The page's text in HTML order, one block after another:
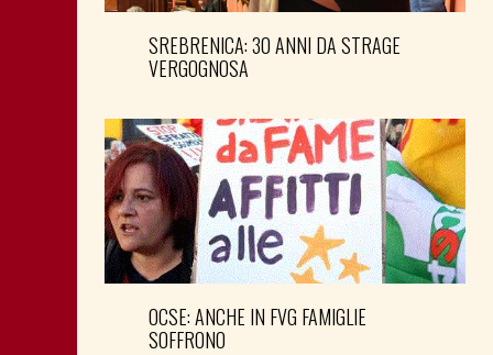
SREBRENICA: 30 ANNI DA STRAGE
VERGOGNOSA
OCSE: ANCHE IN FVG FAMIGLIE
SOFFRONO